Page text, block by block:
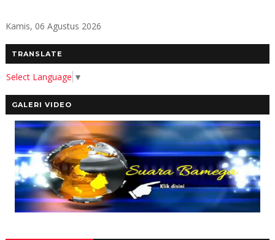
Kamis, 06 Agustus 2026
TRANSLATE
Select Language ▼
GALERI VIDEO